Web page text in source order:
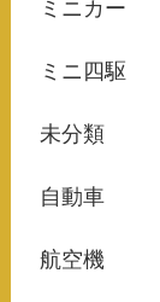
ミニカー
ミニ四駆
未分類
自動車
航空機